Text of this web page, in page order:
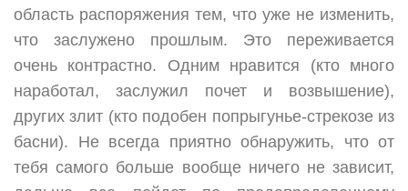
область распоряжения тем, что уже не изменить,
что заслужено прошлым. Это переживается
очень контрастно. Одним нравится (кто много
наработал, заслужил почет и возвышение),
других злит (кто подобен попрыгунье-стрекозе из
басни). Не всегда приятно обнаружить, что от
тебя самого больше вообще ничего не зависит,